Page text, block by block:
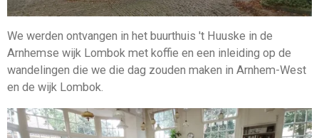
We werden ontvangen in het buurthuis 't Huuske in de
Arnhemse wijk Lombok met koffie en een inleiding op de
wandelingen die we die dag zouden maken in Arnhem-West
en de wijk Lombok.